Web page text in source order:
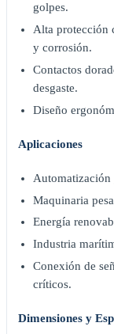
golpes.
Alta protección
y corrosión.
Contactos
desgaste.
Diseño
Aplicaciones
Maquinaria
Energía
Industria
Conexión de
críticos.
Dimensiones y